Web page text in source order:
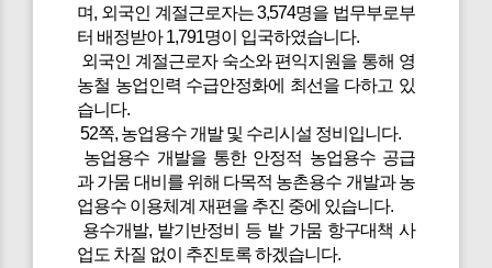
며, 외국인 계절근로자는 3,574명을 법무부로부
터 배정받아 1,791명이 입국하였습니다.
외국인 계절근로자 숙소와 편익지원을 통해 영
농철 농업인력 수급안정화에 최선을 다하고 있
습니다.
52쪽, 농업용수 개발 및 수리시설 정비입니다.
농업용수 개발을 통한 안정적 농업용수 공급
과 가뭄 대비를 위해 다목적 농촌용수 개발과 농
업용수 이용체계 재편을 추진 중에 있습니다.
용수개발, 밭기반정비 등 밭 가뭄 항구대책 사
업도 차질 없이 추진토록 하겠습니다.